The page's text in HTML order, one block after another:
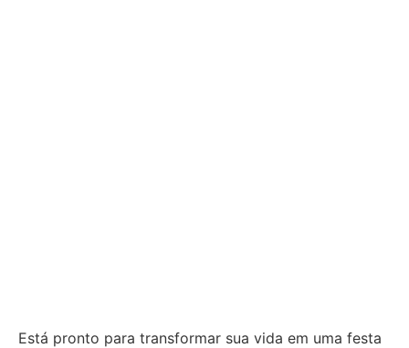
Está pronto para transformar sua vida em uma festa